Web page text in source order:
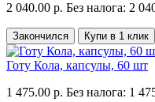
2 040.00 р. Без налога: 2
Закончился Купи в 1 клик
Готу Кола, капсулы, 60 шт
1 475.00 р. Без налога: 1